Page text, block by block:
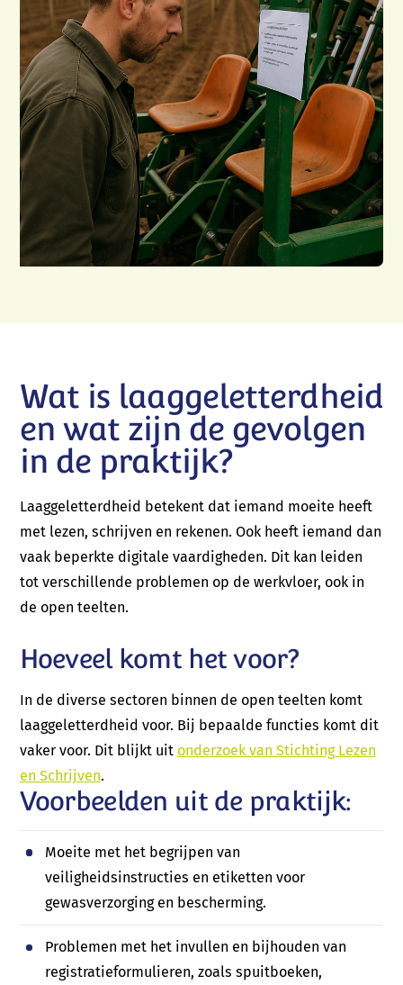
Wat is laaggeletterdheid
en wat zijn de gevolgen
in de praktijk?
Laaggeletterdheid betekent dat iemand moeite heeft
met lezen, schrijven en rekenen. Ook heeft iemand dan
vaak beperkte digitale vaardigheden. Dit kan leiden
tot verschillende problemen op de werkvloer, ook in
de open teelten.
Hoeveel komt het voor?
In de diverse sectoren binnen de open teelten komt
laaggeletterdheid voor. Bij bepaalde functies komt dit
vaker voor. Dit blijkt uit onderzoek van Stichting Lezen
en Schrijven.
Voorbeelden uit de praktijk:
Moeite met het begrijpen van
veiligheidsinstructies en etiketten voor
gewasverzorging en bescherming.
Problemen met het invullen en bijhouden van
registratieformulieren, zoals spuitboeken,